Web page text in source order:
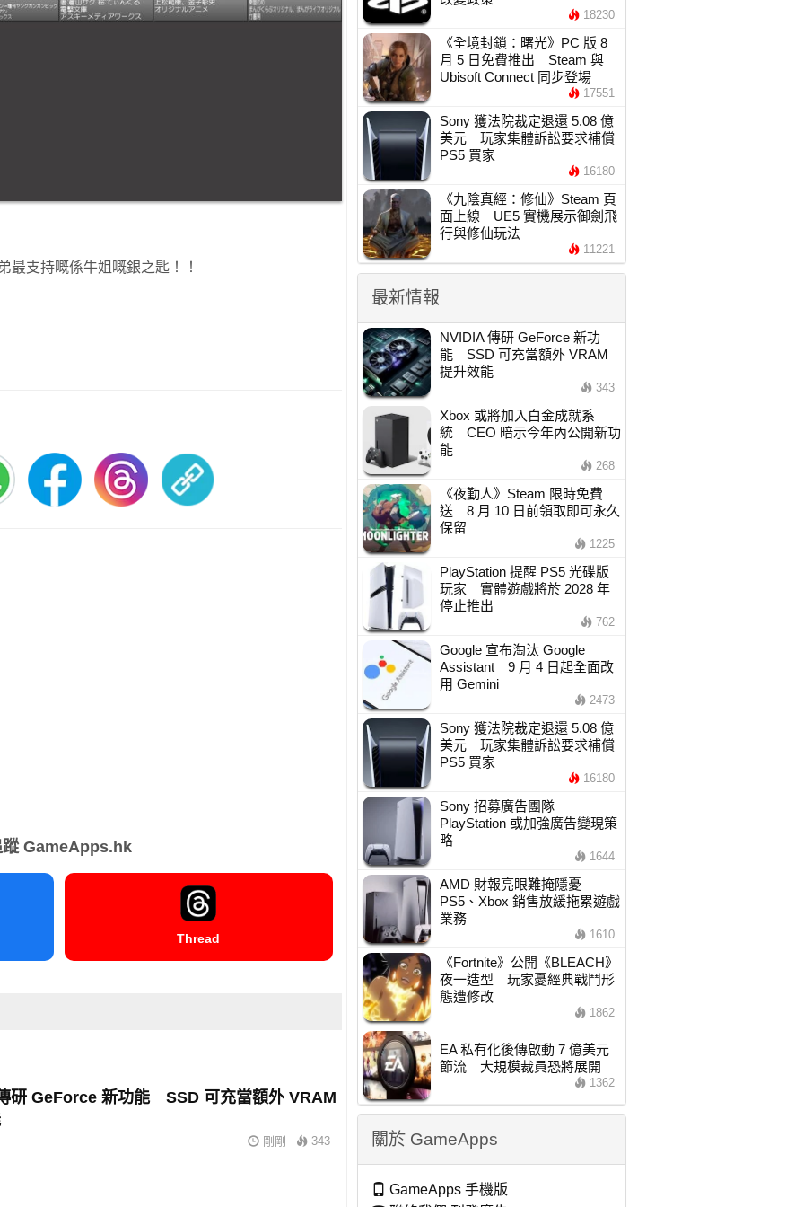
最支持嘅係牛姐嘅銀之匙！！
蹤 GameApps.hk
Thread
研 GeForce 新功能 SSD 可充當額外 VRAM
剛剛 343
18230
《全境封鎖：曙光》PC 版 8
月 5 日免費推出 Steam 與
Ubisoft Connect 同步登場
17551
Sony 獲法院裁定退還 5.08 億
美元 玩家集體訴訟要求補償
PS5 買家
16180
《九陰真經：修仙》Steam 頁
面上線 UE5 實機展示御劍飛
行與修仙玩法
11221
最新情報
NVIDIA 傳研 GeForce 新功
能 SSD 可充當額外 VRAM
提升效能
343
Xbox 或將加入白金成就系
統 CEO 暗示今年內公開新功
能
268
《夜勤人》Steam 限時免費
送 8 月 10 日前領取即可永久
保留
1225
PlayStation 提醒 PS5 光碟版
玩家 實體遊戲將於 2028 年
停止推出
762
Google 宣布淘汰 Google
Assistant 9 月 4 日起全面改
用 Gemini
2473
Sony 獲法院裁定退還 5.08 億
美元 玩家集體訴訟要求補償
PS5 買家
16180
Sony 招募廣告團隊
PlayStation 或加強廣告變現策
略
1644
AMD 財報亮眼難掩隱憂
PS5、Xbox 銷售放緩拖累遊戲
業務
1610
《Fortnite》公開《BLEACH》
夜一造型 玩家憂經典戰鬥形
態遭修改
1862
EA 私有化後傳啟動 7 億美元
節流 大規模裁員恐將展開
1362
關於 GameApps
GameApps 手機版